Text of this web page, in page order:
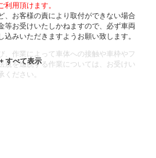
用頂けます。
お客様の責により取付ができない場合
等お受けいたしかねますので、必ず車両
みいただきますようお願い致します。
作業によって車体への接触や車枠やフ
規を逸脱する作業については、お受けい
ださい。